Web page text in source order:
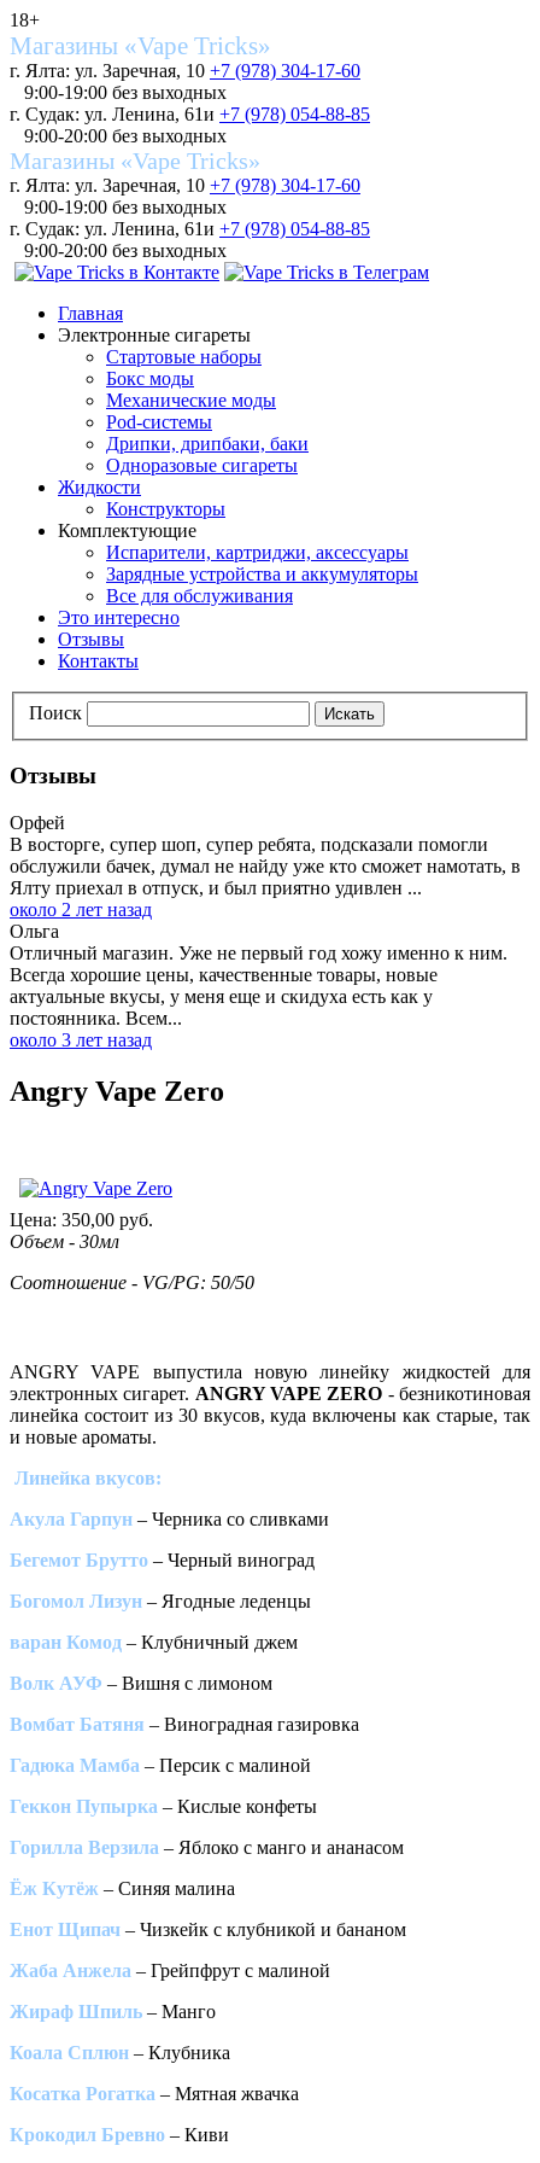
18+
Магазины «Vape Tricks»
г. Ялта: ул. Заречная, 10 +7 (978) 304-17-60
9:00-19:00 без выходных
г. Судак: ул. Ленина, 61и +7 (978) 054-88-85
9:00-20:00 без выходных
Магазины «Vape Tricks»
г. Ялта: ул. Заречная, 10 +7 (978) 304-17-60
9:00-19:00 без выходных
г. Судак: ул. Ленина, 61и +7 (978) 054-88-85
9:00-20:00 без выходных
Главная
Электронные сигареты
Стартовые наборы
Бокс моды
Механические моды
Pod-системы
Дрипки, дрипбаки, баки
Одноразовые сигареты
Жидкости
Конструкторы
Комплектующие
Испарители, картриджи, аксессуары
Зарядные устройства и аккумуляторы
Все для обслуживания
Это интересно
Отзывы
Контакты
Поиск Искать
Отзывы
Орфей
В восторге, супер шоп, супер ребята, подсказали помогли
обслужили бачек, думал не найду уже кто сможет намотать, в
Ялту приехал в отпуск, и был приятно удивлен ...
около 2 лет назад
Ольга
Отличный магазин. Уже не первый год хожу именно к ним.
Всегда хорошие цены, качественные товары, новые
актуальные вкусы, у меня еще и скидуха есть как у
постоянника. Всем...
около 3 лет назад
Angry Vape Zero
Цена: 350,00 руб.
Объем - 30мл
Соотношение - VG/PG: 50/50
ANGRY VAPE выпустила новую линейку жидкостей для
электронных сигарет. ANGRY VAPE ZERO - безникотиновая
линейка состоит из 30 вкусов, куда включены как старые, так
и новые ароматы.
Линейка вкусов:
Акула Гарпун – Черника со сливками
Бегемот Брутто – Черный виноград
Богомол Лизун – Ягодные леденцы
варан Комод – Клубничный джем
Волк АУФ – Вишня с лимоном
Вомбат Батяня – Виноградная газировка
Гадюка Мамба – Персик с малиной
Геккон Пупырка – Кислые конфеты
Горилла Верзила – Яблоко с манго и ананасом
Ёж Кутёж – Синяя малина
Енот Щипач – Чизкейк с клубникой и бананом
Жаба Анжела – Грейпфрут с малиной
Жираф Шпиль – Манго
Коала Сплюн – Клубника
Косатка Рогатка – Мятная жвачка
Крокодил Бревно – Киви